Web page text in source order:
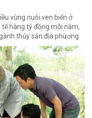
vùng nuôi ven biển ở
tế hàng tỷ đồng mỗi năm,
thủy sản địa phương.